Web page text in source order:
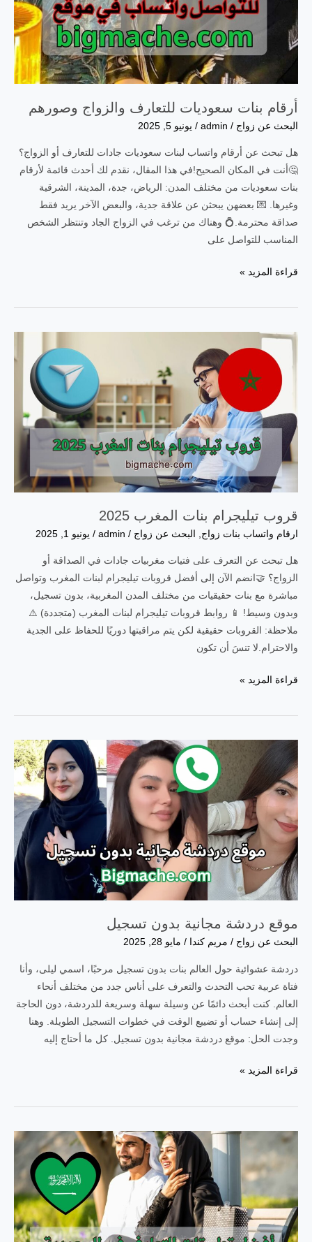
أرقام بنات سعوديات للتعارف والزواج وصورهم
البحث عن زواج /
admin
/ يونيو 5, 2025
هل تبحث عن أرقام واتساب لبنات سعوديات جادات للتعارف أو الزواج؟
🤔أنت في المكان الصحيح!في هذا المقال، نقدم لك أحدث قائمة لأرقام
بنات سعوديات من مختلف المدن: الرياض، جدة، المدينة، الشرقية
وغيرها. 💌 بعضهن يبحثن عن علاقة جدية، والبعض الآخر يريد فقط
صداقة محترمة.💍 وهناك من ترغب في الزواج الجاد وتنتظر الشخص
المناسب للتواصل على
أرقام
سعوديات
والزواج
وصورهم
قراءة المزيد »
قروب تيليجرام بنات المغرب 2025
ارقام واتساب بنات زواج, البحث عن زواج /
admin
/ يونيو 1, 2025
هل تبحث عن التعرف على فتيات مغربيات جادات في الصداقة أو
الزواج؟ 🤝انضم الآن إلى أفضل قروبات تيليجرام لبنات المغرب وتواصل
مباشرة مع بنات حقيقيات من مختلف المدن المغربية، بدون تسجيل،
وبدون وسيط! 📱 روابط قروبات تيليجرام لبنات المغرب (متجددة) ⚠️
ملاحظة: القروبات حقيقية لكن يتم مراقبتها دوريًا للحفاظ على الجدية
والاحترام.لا تنسَ أن تكون
قروب
بنات
قراءة المزيد »
موقع دردشة مجانية بدون تسجيل
البحث عن زواج / مريم كندا / مايو 28, 2025
دردشة عشوائية حول العالم بنات بدون تسجيل مرحبًا، اسمي ليلى، وأنا
فتاة عربية تحب التحدث والتعرف على أناس جدد من مختلف أنحاء
العالم. كنت أبحث دائمًا عن وسيلة سهلة وسريعة للدردشة، دون الحاجة
إلى إنشاء حساب أو تضييع الوقت في خطوات التسجيل الطويلة. وهنا
وجدت الحل: موقع دردشة مجانية بدون تسجيل. كل ما أحتاج إليه
موقع
مجانية
تسجيل
قراءة المزيد »